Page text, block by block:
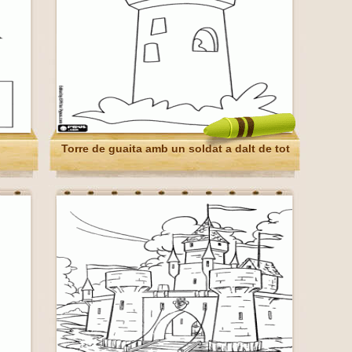
Torre de guaita amb un soldat a dalt de tot